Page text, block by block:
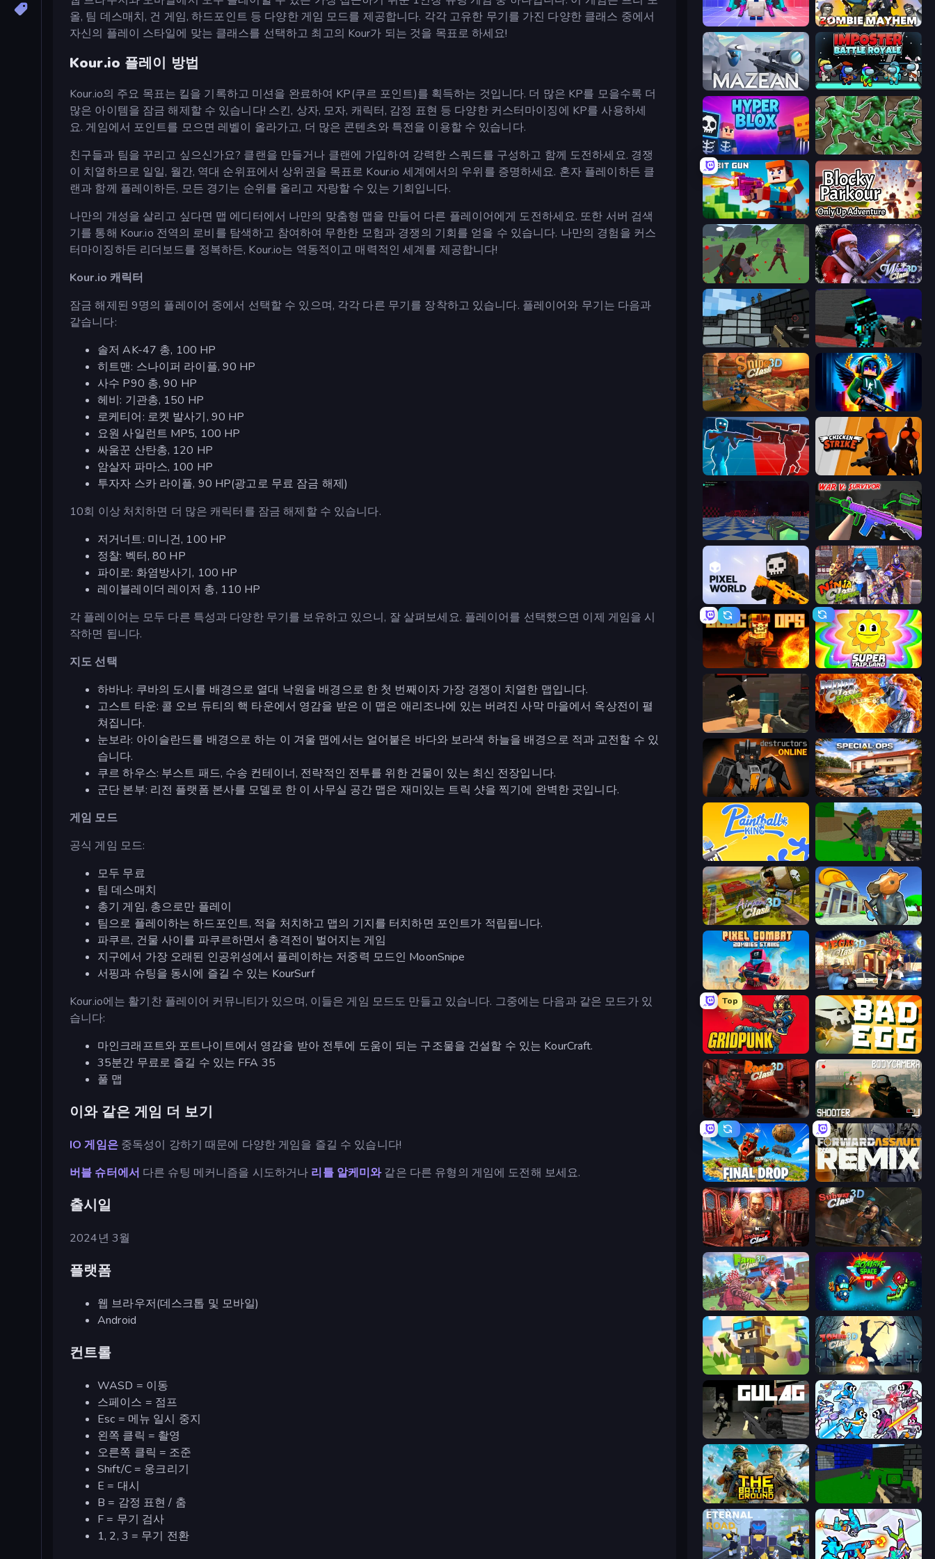
올, 팀 데스매치, 건 게임, 하드포인트 등 다양한 게임 모드를 제공합니다. 각각 고유한 무기를 가진 다양한 클래스 중에서
자신의 플레이 스타일에 맞는 클래스를 선택하고 최고의 Kour가 되는 것을 목표로 하세요!
Kour.io 플레이 방법
Kour.io의 주요 목표는 킬을 기록하고 미션을 완료하여 KP(쿠르 포인트)를 획득하는 것입니다. 더 많은 KP를 모을수록 더
많은 아이템을 잠금 해제할 수 있습니다! 스킨, 상자, 모자, 캐릭터, 감정 표현 등 다양한 커스터마이징에 KP를 사용하세
요. 게임에서 포인트를 모으면 레벨이 올라가고, 더 많은 콘텐츠와 특전을 이용할 수 있습니다.
친구들과 팀을 꾸리고 싶으신가요? 클랜을 만들거나 클랜에 가입하여 강력한 스쿼드를 구성하고 함께 도전하세요. 경쟁
이 치열하므로 일일, 월간, 역대 순위표에서 상위권을 목표로 Kour.io 세계에서의 우위를 증명하세요. 혼자 플레이하든 클
랜과 함께 플레이하든, 모든 경기는 순위를 올리고 자랑할 수 있는 기회입니다.
나만의 개성을 살리고 싶다면 맵 에디터에서 나만의 맞춤형 맵을 만들어 다른 플레이어에게 도전하세요. 또한 서버 검색
기를 통해 Kour.io 전역의 로비를 탐색하고 참여하여 무한한 모험과 경쟁의 기회를 얻을 수 있습니다. 나만의 경험을 커스
터마이징하든 리더보드를 정복하든, Kour.io는 역동적이고 매력적인 세계를 제공합니다!
Kour.io 캐릭터
잠금 해제된 9명의 플레이어 중에서 선택할 수 있으며, 각각 다른 무기를 장착하고 있습니다. 플레이어와 무기는 다음과
같습니다:
솔저 AK-47 총, 100 HP
히트맨: 스나이퍼 라이플, 90 HP
사수 P90 총, 90 HP
헤비: 기관총, 150 HP
로케티어: 로켓 발사기, 90 HP
요원 사일런트 MP5, 100 HP
싸움꾼 산탄총, 120 HP
암살자 파마스, 100 HP
투자자 스카 라이플, 90 HP(광고로 무료 잠금 해제)
10회 이상 처치하면 더 많은 캐릭터를 잠금 해제할 수 있습니다.
저거너트: 미니건, 100 HP
정찰: 벡터, 80 HP
파이로: 화염방사기, 100 HP
레이블레이더 레이저 총, 110 HP
각 플레이어는 모두 다른 특성과 다양한 무기를 보유하고 있으니, 잘 살펴보세요. 플레이어를 선택했으면 이제 게임을 시
작하면 됩니다.
지도 선택
하바나: 쿠바의 도시를 배경으로 열대 낙원을 배경으로 한 첫 번째이자 가장 경쟁이 치열한 맵입니다.
고스트 타운: 콜 오브 듀티의 핵 타운에서 영감을 받은 이 맵은 애리조나에 있는 버려진 사막 마을에서 옥상전이 펼
쳐집니다.
눈보라: 아이슬란드를 배경으로 하는 이 겨울 맵에서는 얼어붙은 바다와 보라색 하늘을 배경으로 적과 교전할 수 있
습니다.
쿠르 하우스: 부스트 패드, 수송 컨테이너, 전략적인 전투를 위한 건물이 있는 최신 전장입니다.
군단 본부: 리전 플랫폼 본사를 모델로 한 이 사무실 공간 맵은 재미있는 트릭 샷을 찍기에 완벽한 곳입니다.
게임 모드
공식 게임 모드:
모두 무료
팀 데스매치
총기 게임, 총으로만 플레이
팀으로 플레이하는 하드포인트, 적을 처치하고 맵의 기지를 터치하면 포인트가 적립됩니다.
파쿠르, 건물 사이를 파쿠르하면서 총격전이 벌어지는 게임
지구에서 가장 오래된 인공위성에서 플레이하는 저중력 모드인 MoonSnipe
서핑과 슈팅을 동시에 즐길 수 있는 KourSurf
Kour.io에는 활기찬 플레이어 커뮤니티가 있으며, 이들은 게임 모드도 만들고 있습니다. 그중에는 다음과 같은 모드가 있
습니다:
마인크래프트와 포트나이트에서 영감을 받아 전투에 도움이 되는 구조물을 건설할 수 있는 KourCraft.
35분간 무료로 즐길 수 있는 FFA 35
풀 맵
이와 같은 게임 더 보기
IO 게임은중독성이 강하기 때문에 다양한 게임을 즐길 수 있습니다!
버블 슈터에서 다른 슈팅 메커니즘을 시도하거나 리틀 알케미와같은 다른 유형의 게임에 도전해 보세요.
출시일
2024년 3월
플랫폼
웹 브라우저(데스크톱 및 모바일)
Android
컨트롤
WASD = 이동
스페이스 = 점프
Esc = 메뉴 일시 중지
왼쪽 클릭 = 촬영
오른쪽 클릭 = 조준
Shift/C = 웅크리기
E = 대시
B = 감정 표현 / 춤
F = 무기 검사
1, 2, 3 = 무기 전환
Chicken CS Zombie Mayhem
Mazean Imposter Battle Royale
Hyperblox Shooting Soldiers - Capture and Control!
Bit Gun.io Blocky Parkour: Only Up Adventure
Battle Royale Survival Winter Clash 3D
Pixel Gun 3D Pixel Wars of Hero
Sniper Clash 3D
Battle of the Soldiers: Red vs Blue Chicken Strike
Crazy Bots War V: Survivor
Pixel World Ninja Clash Heroes
BLOCOPS SuperTrip.Land
Pixel Force Moon Clash Heroes
Destructors Online Special Ops: GO
Paintball King Crazy Pixel Apocalypse
Airport Clash 3D Bank Robbery 3
Pixel Combat: Zombies Strike Vegas Clash 3D
Top
Bad Egg
Rocket Clash 3D BodyCamera Shooter
Final Drop Forward Assault Remix
Subway Clash 2 Subway Clash Remastered
Farm Clash 3D Zombie Space Episode 2
Pixel Shooter Zombie Clash 3D: Halloween
Gulag Space Wars Battleground
The Battleground Advanced Pixel Apocalypse 3